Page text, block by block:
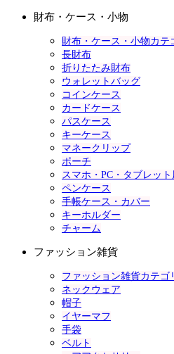
財布・ケース・小物
財布・ケース・小物カテ
長財布
折りたたみ財布
ウォレットバッグ
コインケース
カードケース
パスケース
キーケース
マネークリップ
ポーチ
スマホ・PC・タブレット
ペンケース
手帳ケース・カバー
キーホルダー
チャーム
ファッション雑貨
ファッション雑貨カテゴ
ネックウェア
帽子
イヤーマフ
手袋
ベルト